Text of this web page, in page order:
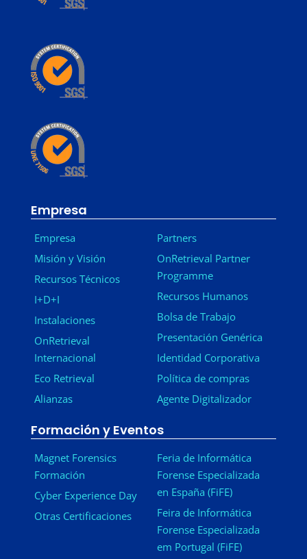
Empresa
Empresa
Misión y Visión
Recursos Técnicos
I+D+I
Instalaciones
OnRetrieval
Internacional
Eco Retrieval
Alianzas
Partners
OnRetrieval Partner
Programme
Recursos Humanos
Bolsa de Trabajo
Presentación Genérica
Identidad Corporativa
Política de compras
Agente Digitalizador
Formación y Eventos
Magnet Forensics
Formación
Cyber Experience Day
Otras Certificaciones
Feria de Informática
Forense Especializada
en España (FiFE)
Feira de Informática
Forense Especializada
em Portugal (FiFE)